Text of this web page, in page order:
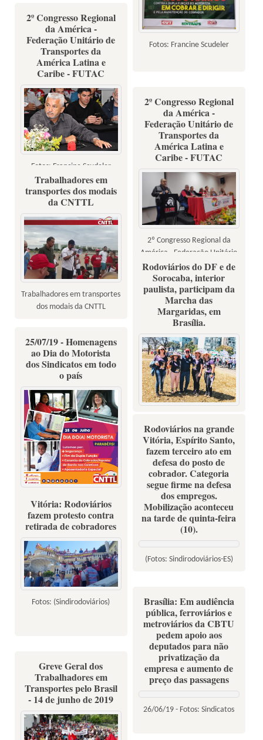
Fotos: Francine Scudeler
2º Congresso Regional
da América -
Federação Unitário de
Transportes da
América Latina e
Caribe - FUTAC
Fotos: Francine Scudeler
2º Congresso Regional
da América -
Federação Unitário de
Transportes da
América Latina e
Caribe - FUTAC
2º Congresso Regional da
América - Federação Unitário
de Transportes da América
Latina e Caribe - FUTAC
Trabalhadores em
transportes dos modais
da CNTTL
Trabalhadores em transportes
dos modais da CNTTL
Rodoviários do DF e de
Sorocaba, interior
paulista, participam da
Marcha das
Margaridas, em
Brasília.
25/07/19 - Homenagens
ao Dia do Motorista
dos Sindicatos em todo
o país
Homenagens ao Dia do
Motorista dos Sindicatos em
todo o país
Rodoviários na grande
Vitória, Espírito Santo,
fazem terceiro ato em
defesa do posto de
cobrador. Categoria
segue firme na defesa
dos empregos.
Mobilização aconteceu
na tarde de quinta-feira
(10).
(Fotos: Sindirodoviários-ES)
Vitória: Rodoviários
fazem protesto contra
retirada de cobradores
Fotos: (Sindirodoviários)
Brasília: Em audiência
pública, ferroviários e
metroviários da CBTU
pedem apoio aos
deputados para não
privatização da
empresa e aumento de
preço das passagens
26/06/19 - Fotos: Sindicatos
Greve Geral dos
Trabalhadores em
Transportes pelo Brasil
- 14 de junho de 2019